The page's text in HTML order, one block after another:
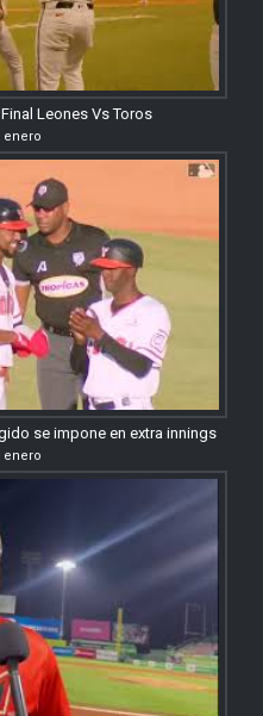
Leones Vs Toros
se impone en extra innings